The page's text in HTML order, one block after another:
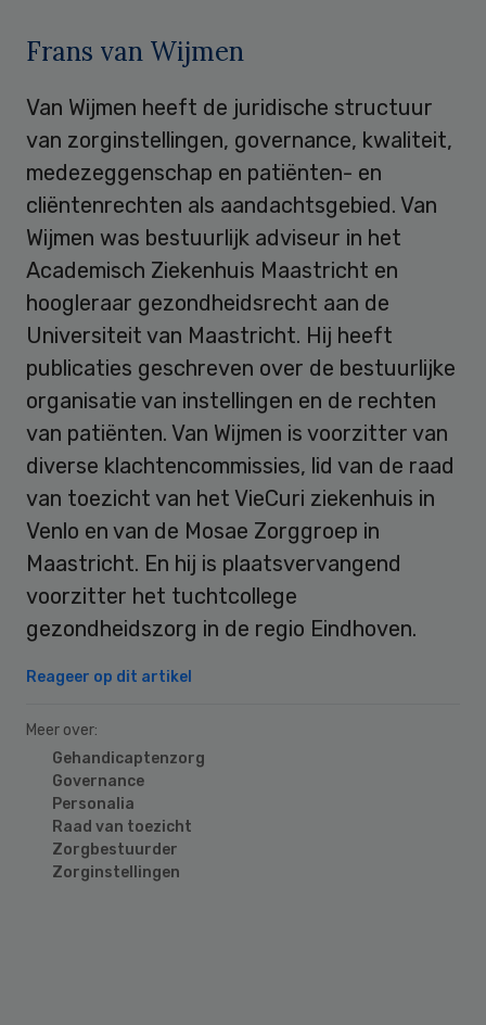
Frans van Wijmen
Van Wijmen heeft de juridische structuur
van zorginstellingen, governance, kwaliteit,
medezeggenschap en patiënten- en
cliëntenrechten als aandachtsgebied. Van
Wijmen was bestuurlijk adviseur in het
Academisch Ziekenhuis Maastricht en
hoogleraar gezondheidsrecht aan de
Universiteit van Maastricht. Hij heeft
publicaties geschreven over de bestuurlijke
organisatie van instellingen en de rechten
van patiënten. Van Wijmen is voorzitter van
diverse klachtencommissies, lid van de raad
van toezicht van het VieCuri ziekenhuis in
Venlo en van de Mosae Zorggroep in
Maastricht. En hij is plaatsvervangend
voorzitter het tuchtcollege
gezondheidszorg in de regio Eindhoven.
Reageer op dit artikel
Meer over:
Gehandicaptenzorg
Governance
Personalia
Raad van toezicht
Zorgbestuurder
Zorginstellingen